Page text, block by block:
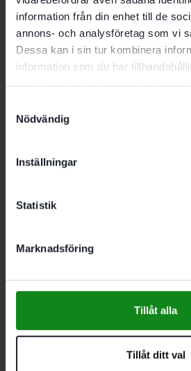
information från din enhet till de
annons- och analysföretag som vi
Dessa kan i sin tur kombinera
information som du har
Nödvändig
Inställningar
Statistik
Marknadsföring
Tillåt alla
Tillåt ditt val
Festool Funktionströja herr M
305kr
Lägg till i varukorg
Festool Funktionströja herr XL
Lägg till i varukorg
Festool Funktionströja herr XXL